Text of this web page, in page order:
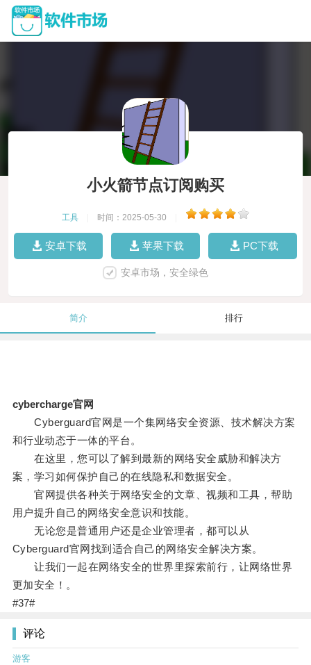
小火箭节点订阅购买
工具 时间：2025-05-30
安卓下载 苹果下载 PC下载
安卓市场，安全绿色
简介 排行
cybercharge官网
Cyberguard官网是一个集网络安全资源、技术解决方案
和行业动态于一体的平台。
在这里，您可以了解到最新的网络安全威胁和解决方
案，学习如何保护自己的在线隐私和数据安全。
官网提供各种关于网络安全的文章、视频和工具，帮助
用户提升自己的网络安全意识和技能。
无论您是普通用户还是企业管理者，都可以从
Cyberguard官网找到适合自己的网络安全解决方案。
让我们一起在网络安全的世界里探索前行，让网络世界
更加安全！。
#37#
评论
游客